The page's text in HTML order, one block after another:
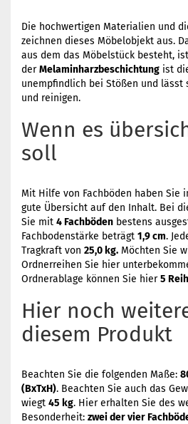
Die hochwertigen Materialien und
zeichnen dieses Möbelobjekt aus.
aus dem das Möbelstück besteht,
derMelaminharzbeschichtung ist
unempfindlich bei Stößen und lässt
und reinigen.
Wenn es
soll
Mit Hilfe von Fachböden haben Sie
gute Übersicht auf den Inhalt. Bei
Sie mit 4 Fachböden bestens
Fachbodenstärke beträgt 1,9 cm.
Tragkraft von 25,0 kg. Möchten Sie
Ordnerreihen Sie hier
Ordnerablage können Sie hier5
Hier noch
diesem Produkt
Beachten Sie die folgenden Maße:
(BxTxH). Beachten Sie auch das
wiegt 45 kg. Hier erhalten Sie des
Besonderheit: zwei der vier